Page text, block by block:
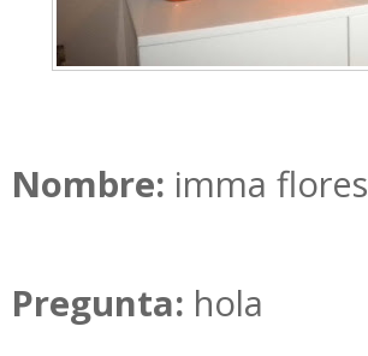
Nombre: imma flores
Pregunta: hola